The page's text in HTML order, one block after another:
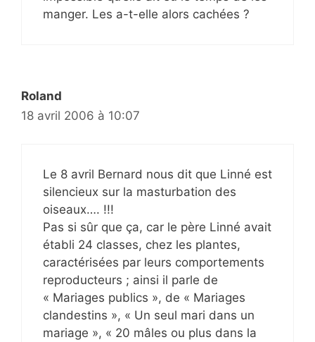
manger. Les a-t-elle alors cachées ?
Roland
18 avril 2006 à 10:07
Le 8 avril Bernard nous dit que Linné est
silencieux sur la masturbation des
oiseaux…. !!!
Pas si sûr que ça, car le père Linné avait
établi 24 classes, chez les plantes,
caractérisées par leurs comportements
reproducteurs ; ainsi il parle de
« Mariages publics », de « Mariages
clandestins », « Un seul mari dans un
mariage », « 20 mâles ou plus dans la